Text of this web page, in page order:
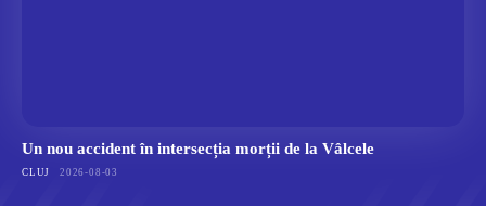
Un nou accident în intersecția morții de la Vâlcele
CLUJ 2026-08-03